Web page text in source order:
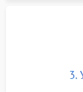
3.